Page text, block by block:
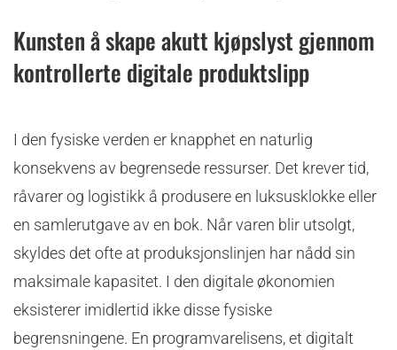
Kunsten å skape akutt kjøpslyst gjennom
kontrollerte digitale produktslipp
I den fysiske verden er knapphet en naturlig
konsekvens av begrensede ressurser. Det krever tid,
råvarer og logistikk å produsere en luksusklokke eller
en samlerutgave av en bok. Når varen blir utsolgt,
skyldes det ofte at produksjonslinjen har nådd sin
maksimale kapasitet. I den digitale økonomien
eksisterer imidlertid ikke disse fysiske
begrensningene. En programvarelisens, et digitalt